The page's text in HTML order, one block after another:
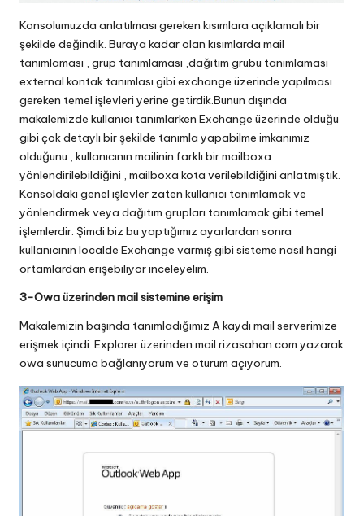
Konsolumuzda anlatılması gereken kısımlara açıklamalı bir
şekilde değindik. Buraya kadar olan kısımlarda mail
tanımlaması , grup tanımlaması ,dağıtım grubu tanımlaması
external kontak tanımlası gibi exchange üzerinde yapılması
gereken temel işlevleri yerine getirdik.Bunun dışında
makalemizde kullanıcı tanımlarken Exchange üzerinde olduğu
gibi çok detaylı bir şekilde tanımla yapabilme imkanımız
olduğunu , kullanıcının mailinin farklı bir mailboxa
yönlendirilebildiğini , mailboxa kota verilebildiğini anlatmıştık.
Konsoldaki genel işlevler zaten kullanıcı tanımlamak ve
yönlendirmek veya dağıtım grupları tanımlamak gibi temel
işlemlerdir. Şimdi biz bu yaptığımız ayarlardan sonra
kullanıcının localde Exchange varmış gibi sisteme nasıl hangi
ortamlardan erişebiliyor inceleyelim.
3-Owa üzerinden mail sistemine erişim
Makalemizin başında tanımladığımız A kaydı mail serverimize
erişmek içindi. Explorer üzerinden mail.rizasahan.com yazarak
owa sunucuma bağlanıyorum ve oturum açıyorum.